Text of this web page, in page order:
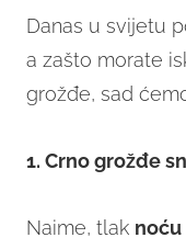
Danas u svijetu
a zašto morate
grožđe, sad
1. Crno grožđe
Naime, tlak noću